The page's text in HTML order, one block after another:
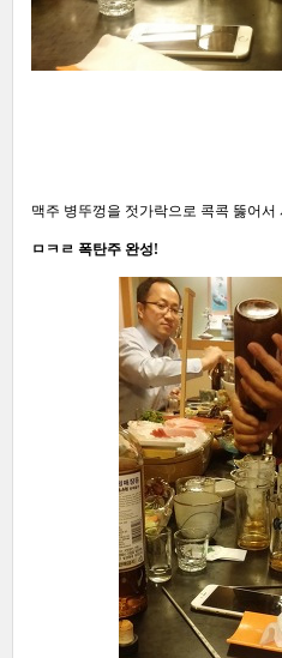
맥주 병뚜껑을 젓가락으로 콕콕 뚫어서
ㅁㅋㄹ 폭탄주 완성!